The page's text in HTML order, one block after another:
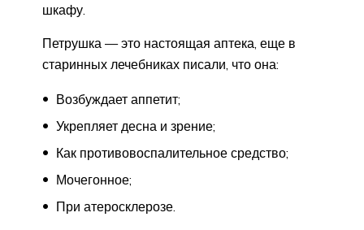
шкафу.
Петрушка — это настоящая аптека, еще в
старинных лечебниках писали, что она:
Возбуждает аппетит;
Укрепляет десна и зрение;
Как противовоспалительное средство;
Мочегонное;
При атеросклерозе.